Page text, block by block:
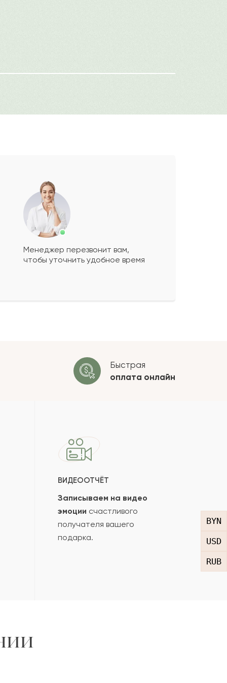
BYN
USD
RUB
будет+?
ОСТАВИТЬ ОТЗЫВ
Менеджер перезвонит вам,
чтобы уточнить удобное время
Быстрая
оплата онлайн
ВИДЕООТЧЁТ
Записываем на видео
эмоции счастливого
получателя вашего
подарка.